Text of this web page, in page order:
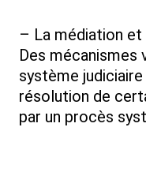
– La médiation
Des mécanismes
système
résolution de
par un procès